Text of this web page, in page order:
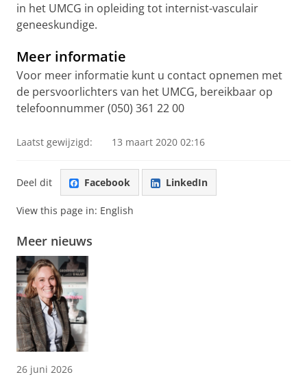
in het UMCG in opleiding tot internist-vasculair
geneeskundige.
Meer informatie
Voor meer informatie kunt u contact opnemen met
de persvoorlichters van het UMCG, bereikbaar op
telefoonnummer (050) 361 22 00
Laatst gewijzigd: 13 maart 2020 02:16
Deel dit Facebook LinkedIn
View this page in: English
Meer nieuws
26 juni 2026